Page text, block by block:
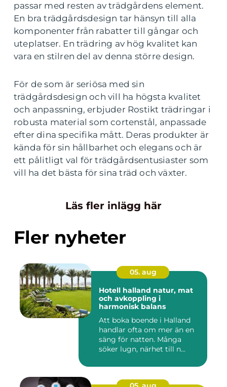
passar med resten av trädgårdens element.
En bra trädgårdsdesign tar hänsyn till alla
komponenter från rabatter till gångar och
uteplatser. En trädring av hög kvalitet kan
vara en stilren del av denna större design.
För de som är seriösa med sin
trädgårdsdesign och vill ha högsta kvalitet
och anpassning, erbjuder Rostikt trädringar i
robusta material som cortenstål, anpassade
efter dina specifika mått. Deras produkter är
kända för sin hållbarhet och elegans och är
ett pålitligt val för trädgårdsentusiaster som
vill ha det bästa för sina träd och växter.
Läs fler inlägg här
Fler nyheter
05. aug
Hotell halland natur, mat
och avkoppling i
harmonisk balans
Att boka boende i Halland
handlar ofta om mer än en
säng för natten. Många
söker lugn, närhet till n...